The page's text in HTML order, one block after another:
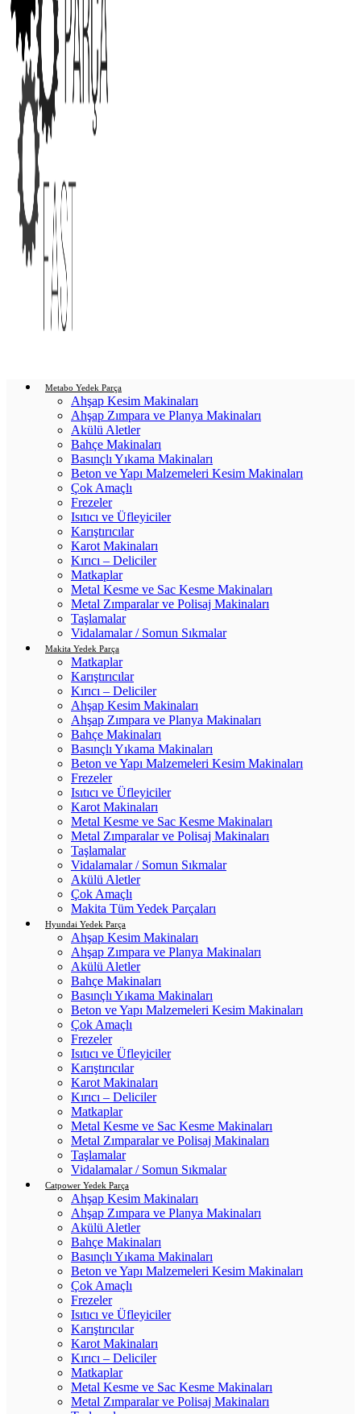
Metabo Yedek Parça
Ahşap Kesim Makinaları
Ahşap Zımpara ve Planya Makinaları
Akülü Aletler
Bahçe Makinaları
Basınçlı Yıkama Makinaları
Beton ve Yapı Malzemeleri Kesim Makinaları
Çok Amaçlı
Frezeler
Isıtıcı ve Üfleyiciler
Karıştırıcılar
Karot Makinaları
Kırıcı – Deliciler
Matkaplar
Metal Kesme ve Sac Kesme Makinaları
Metal Zımparalar ve Polisaj Makinaları
Taşlamalar
Vidalamalar / Somun Sıkmalar
Makita Yedek Parça
Matkaplar
Karıştırıcılar
Kırıcı – Deliciler
Ahşap Kesim Makinaları
Ahşap Zımpara ve Planya Makinaları
Bahçe Makinaları
Basınçlı Yıkama Makinaları
Beton ve Yapı Malzemeleri Kesim Makinaları
Frezeler
Isıtıcı ve Üfleyiciler
Karot Makinaları
Metal Kesme ve Sac Kesme Makinaları
Metal Zımparalar ve Polisaj Makinaları
Taşlamalar
Vidalamalar / Somun Sıkmalar
Akülü Aletler
Çok Amaçlı
Makita Tüm Yedek Parçaları
Hyundai Yedek Parça
Ahşap Kesim Makinaları
Ahşap Zımpara ve Planya Makinaları
Akülü Aletler
Bahçe Makinaları
Basınçlı Yıkama Makinaları
Beton ve Yapı Malzemeleri Kesim Makinaları
Çok Amaçlı
Frezeler
Isıtıcı ve Üfleyiciler
Karıştırıcılar
Karot Makinaları
Kırıcı – Deliciler
Matkaplar
Metal Kesme ve Sac Kesme Makinaları
Metal Zımparalar ve Polisaj Makinaları
Taşlamalar
Vidalamalar / Somun Sıkmalar
Catpower Yedek Parça
Ahşap Kesim Makinaları
Ahşap Zımpara ve Planya Makinaları
Akülü Aletler
Bahçe Makinaları
Basınçlı Yıkama Makinaları
Beton ve Yapı Malzemeleri Kesim Makinaları
Çok Amaçlı
Frezeler
Isıtıcı ve Üfleyiciler
Karıştırıcılar
Karot Makinaları
Kırıcı – Deliciler
Matkaplar
Metal Kesme ve Sac Kesme Makinaları
Metal Zımparalar ve Polisaj Makinaları